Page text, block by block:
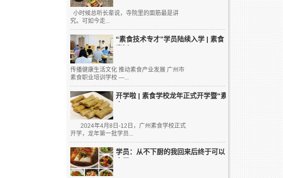
小时候总听长辈说，寺院里的面筋最是讲
究。可如今走...
“素食技术专才”学员陆续入学 | 素食
传播健康生活文化 推动素食产业发展 广州市
素食职业培训学校 —...
开学啦 | 素食学校龙年正式开学暨“素
食...
2024年4月8日-12日，广州素食学校正式
开学，龙年第一批学员...
学员：从不下厨的我回来后终于可以